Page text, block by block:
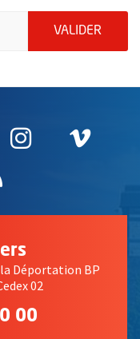
VALIDER
fenêtre
nouvelle
une
Instagram
, Ouvre
,
une
Flux RSS
Déportation BP
02
00